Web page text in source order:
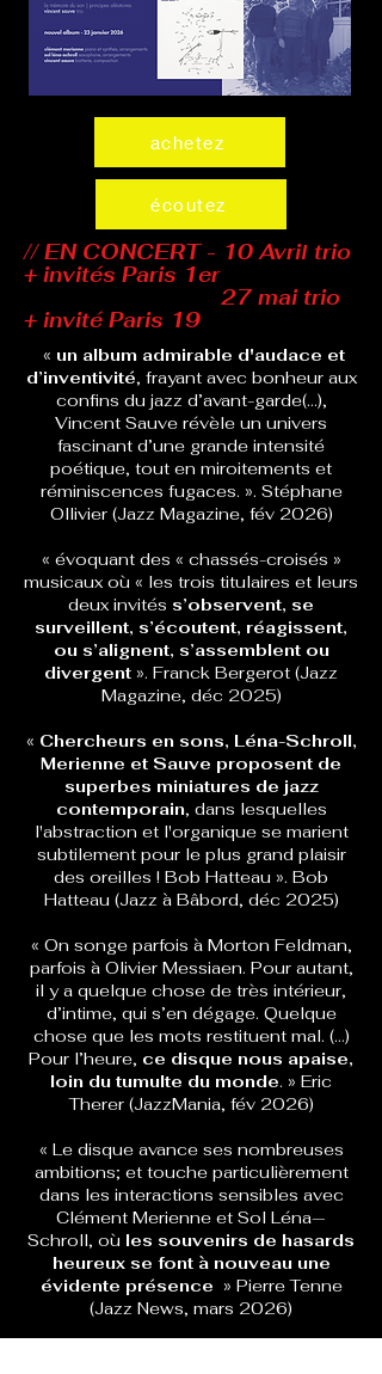
achetez
écoutez
// EN CONCERT - 10 Avril trio
+ invités Paris 1er
27 mai trio
+ invité Paris 19
« un album admirable d'audace et
d’inventivité, frayant avec bonheur aux
confins du jazz d’avant-garde(…),
Vincent Sauve révèle un univers
fascinant d’une grande intensité
poétique, tout en miroitements et
réminiscences fugaces. ». Stéphane
Ollivier (Jazz Magazine, fév 2026)
« évoquant des « chassés-croisés »
musicaux où « les trois titulaires et leurs
deux invités s’observent, se
surveillent, s’écoutent, réagissent,
ou s’alignent, s’assemblent ou
divergent ». Franck Bergerot (Jazz
Magazine, déc 2025)
« Chercheurs en sons, Léna-Schroll,
Merienne et Sauve proposent de
superbes miniatures de jazz
contemporain, dans lesquelles
l'abstraction et l'organique se marient
subtilement pour le plus grand plaisir
des oreilles ! Bob Hatteau ». Bob
Hatteau (Jazz à Bâbord, déc 2025)
« On songe parfois à Morton Feldman,
parfois à Olivier Messiaen. Pour autant,
il y a quelque chose de très intérieur,
d’intime, qui s’en dégage. Quelque
chose que les mots restituent mal. (…)
Pour l’heure, ce disque nous apaise,
loin du tumulte du monde. » Eric
Therer (JazzMania, fév 2026)
« Le disque avance ses nombreuses
ambitions; et touche particulièrement
dans les interactions sensibles avec
Clément Merienne et Sol Léna—
Schroll, où les souvenirs de hasards
heureux se font à nouveau une
évidente présence » Pierre Tenne
(Jazz News, mars 2026)